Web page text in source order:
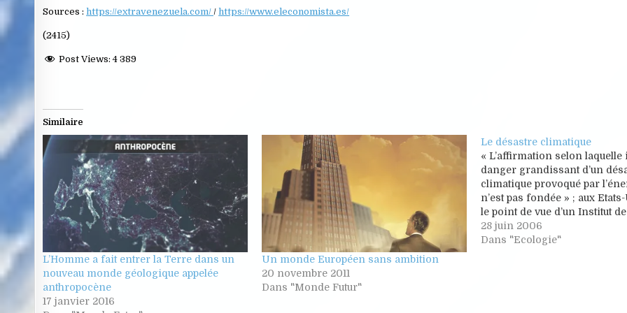
Sources :https://extravenezuela.com//https://www.eleconomista.es/
(2415)
Post Views: 4 389
Similaire
L’Homme a fait entrer la Terre dans un
nouveau monde géologique appelée
anthropocène
17 janvier 2016
Un monde Européen sans ambition
20 novembre 2011
Dans "Monde Futur"
Le désastre climatique
« L’affirmation selon laquelle
danger grandissant d’un
climatique provoqué par
n’est pas fondée » ; aux
le point de vue d’un Institut
le « Competitive Enterprise
L’institut a donc financé une
28 juin 2006
Dans "Ecologie"